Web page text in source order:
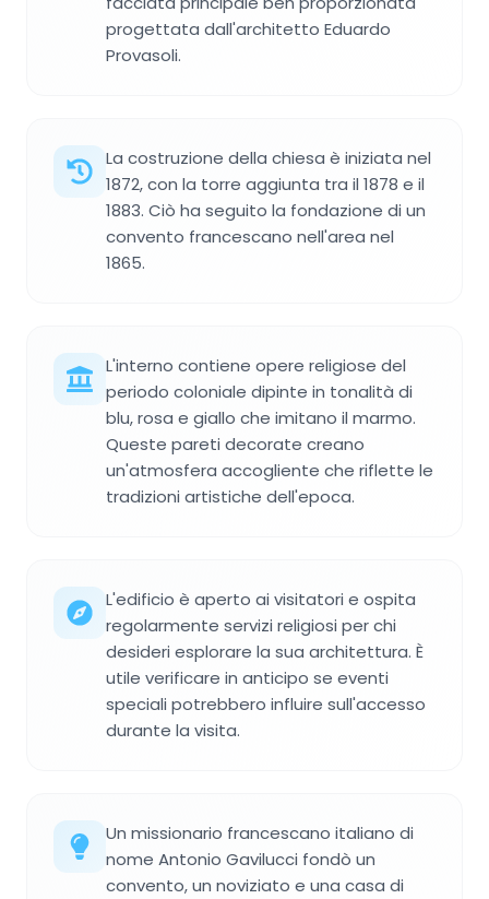
progettata dall'architetto Eduardo
Provasoli.
La costruzione della chiesa è iniziata nel
1872, con la torre aggiunta tra il 1878 e il
1883. Ciò ha seguito la fondazione di un
convento francescano nell'area nel
1865.
L'interno contiene opere religiose del
periodo coloniale dipinte in tonalità di
blu, rosa e giallo che imitano il marmo.
Queste pareti decorate creano
un'atmosfera accogliente che riflette le
tradizioni artistiche dell'epoca.
L'edificio è aperto ai visitatori e ospita
regolarmente servizi religiosi per chi
desideri esplorare la sua architettura. È
utile verificare in anticipo se eventi
speciali potrebbero influire sull'accesso
durante la visita.
Un missionario francescano italiano di
nome Antonio Gavilucci fondò un
convento, un noviziato e una casa di